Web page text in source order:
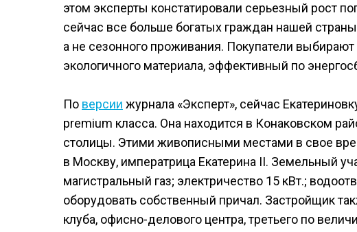
этом эксперты констатировали серьезный рост
сейчас все больше богатых граждан нашей
а не сезонного проживания. Покупатели
экологичного материала, эффективный по
По версии журнала «Эксперт», сейчас
premium класса. Она находится в Конаковском
столицы. Этими живописными местами в свое
в Москву, императрица Екатерина II. Земельный
магистральный газ; электричество 15 кВт.;
оборудовать собственный причал. Застройщик
клуба, офисно-делового центра, третьего по